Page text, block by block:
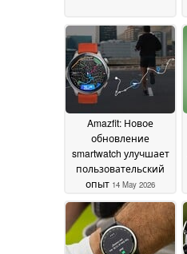
Amazfit: Новое
обновление
smartwatch улучшает
пользовательский
опыт 14 May 2026